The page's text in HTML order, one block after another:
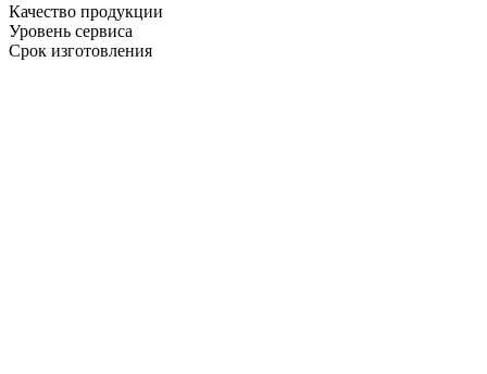
Качество продукции
Уровень сервиса
Срок изготовления